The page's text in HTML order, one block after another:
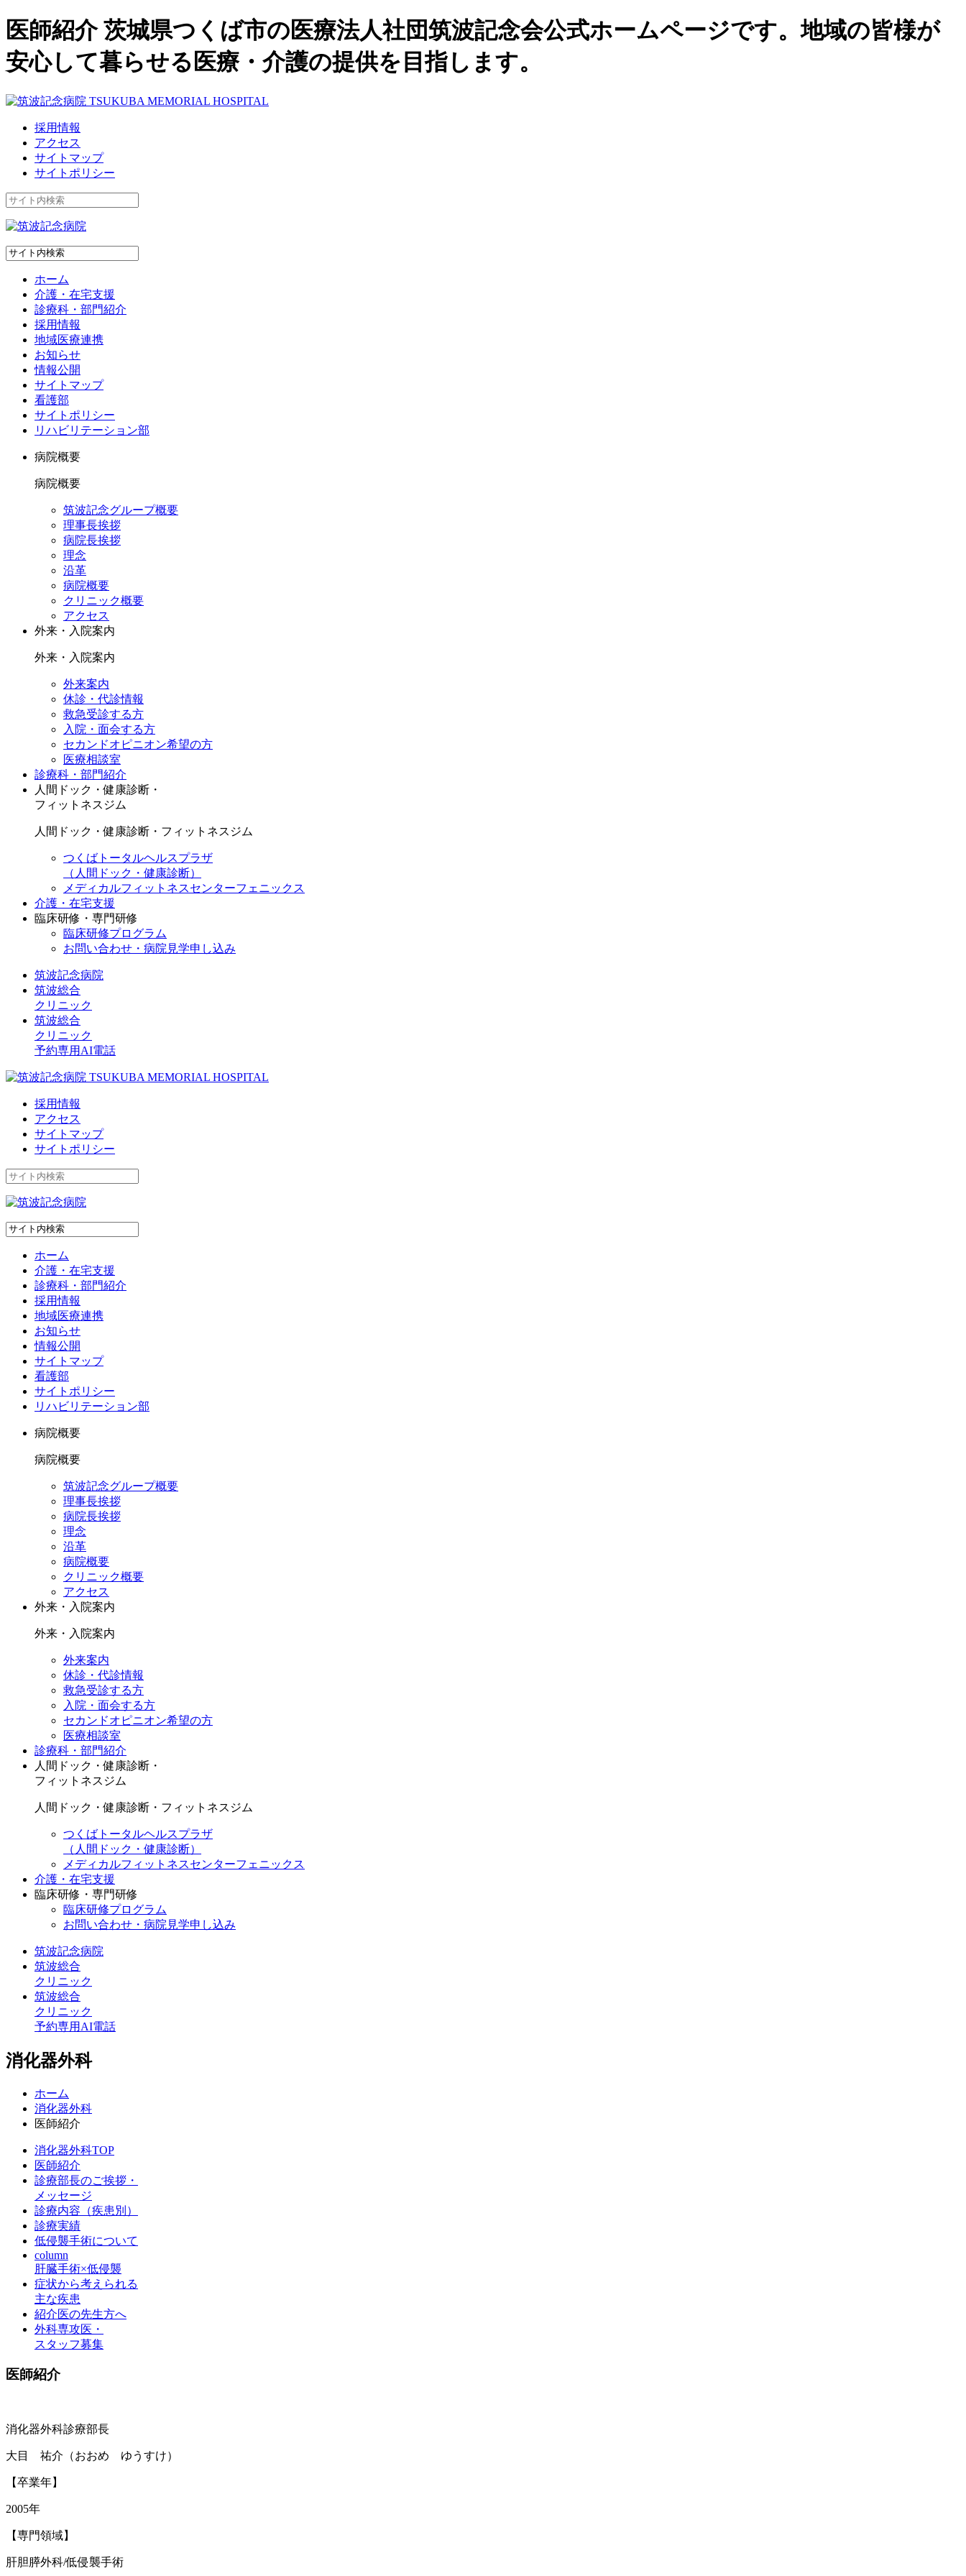
医師紹介 茨城県つくば市の医療法人社団筑波記念会公式ホームページです。地域の皆様が
安心して暮らせる医療・介護の提供を目指します。
採用情報
アクセス
サイトマップ
サイトポリシー
ホーム
介護・在宅支援
診療科・部門紹介
採用情報
地域医療連携
お知らせ
情報公開
サイトマップ
看護部
サイトポリシー
リハビリテーション部
病院概要
病院概要
筑波記念グループ概要
理事長挨拶
病院長挨拶
理念
沿革
病院概要
クリニック概要
アクセス
外来・入院案内
外来・入院案内
外来案内
休診・代診情報
救急受診する方
入院・面会する方
セカンドオピニオン希望の方
医療相談室
診療科・部門紹介
人間ドック・健康診断・
フィットネスジム
人間ドック・健康診断・フィットネスジム
つくばトータルヘルスプラザ
（人間ドック・健康診断）
メディカルフィットネスセンターフェニックス
介護・在宅支援
臨床研修・専門研修
臨床研修プログラム
お問い合わせ・病院見学申し込み
筑波記念病院
筑波総合
クリニック
筑波総合
クリニック
予約専用AI電話
採用情報
アクセス
サイトマップ
サイトポリシー
ホーム
介護・在宅支援
診療科・部門紹介
採用情報
地域医療連携
お知らせ
情報公開
サイトマップ
看護部
サイトポリシー
リハビリテーション部
病院概要
病院概要
筑波記念グループ概要
理事長挨拶
病院長挨拶
理念
沿革
病院概要
クリニック概要
アクセス
外来・入院案内
外来・入院案内
外来案内
休診・代診情報
救急受診する方
入院・面会する方
セカンドオピニオン希望の方
医療相談室
診療科・部門紹介
人間ドック・健康診断・
フィットネスジム
人間ドック・健康診断・フィットネスジム
つくばトータルヘルスプラザ
（人間ドック・健康診断）
メディカルフィットネスセンターフェニックス
介護・在宅支援
臨床研修・専門研修
臨床研修プログラム
お問い合わせ・病院見学申し込み
筑波記念病院
筑波総合
クリニック
筑波総合
クリニック
予約専用AI電話
消化器外科
ホーム
消化器外科
医師紹介
消化器外科TOP
医師紹介
診療部長のご挨拶・
メッセージ
診療内容（疾患別）
診療実績
低侵襲手術について
column
肝臓手術×低侵襲
症状から考えられる
主な疾患
紹介医の先生方へ
外科専攻医・
スタッフ募集
医師紹介
消化器外科診療部長
大目 祐介 （おおめ ゆうすけ）
【卒業年】
2005年
【専門領域】
肝胆膵外科/低侵襲手術